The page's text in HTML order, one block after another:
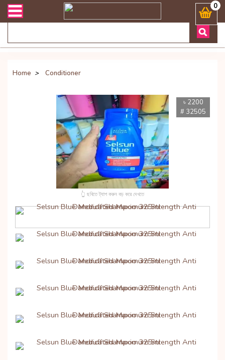
যেকোনো জিজ্ঞাসায় কল করুনঃ ( Whatsapp ) 8801972277444 0
Home > Conditioner
৳ 2200
# 32505
👆 ছবিতে ট্যাপ করুন বড় করে দেখতে